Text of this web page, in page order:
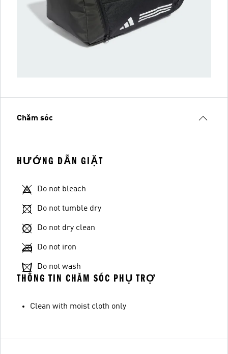
Chăm sóc
HƯỚNG DẪN GIẶT
Do not bleach
Do not tumble dry
Do not dry clean
Do not iron
Do not wash
THÔNG TIN CHĂM SÓC PHỤ TRỢ
Clean with moist cloth only